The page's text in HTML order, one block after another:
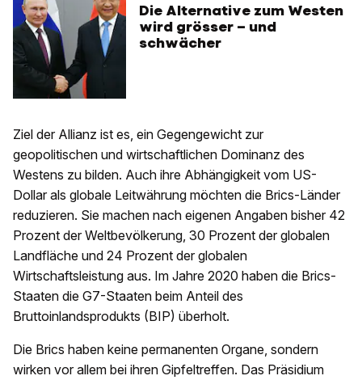
Die Alternative zum Westen
wird grösser – und
schwächer
Ziel der Allianz ist es, ein Gegengewicht zur
geopolitischen und wirtschaftlichen Dominanz des
Westens zu bilden. Auch ihre Abhängigkeit vom US-
Dollar als globale Leitwährung möchten die Brics-Länder
reduzieren. Sie machen nach eigenen Angaben bisher 42
Prozent der Weltbevölkerung, 30 Prozent der globalen
Landfläche und 24 Prozent der globalen
Wirtschaftsleistung aus. Im Jahre 2020 haben die Brics-
Staaten die G7-Staaten beim Anteil des
Bruttoinlandsprodukts (BIP) überholt.
Die Brics haben keine permanenten Organe, sondern
wirken vor allem bei ihren Gipfeltreffen. Das Präsidium